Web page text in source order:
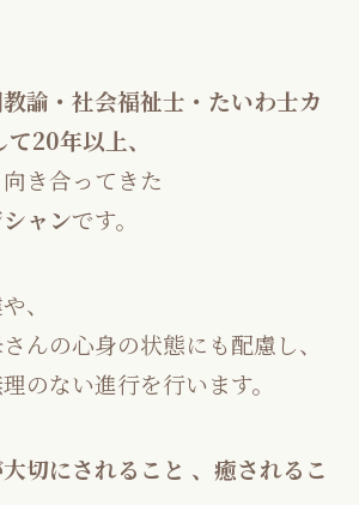
諭・社会福祉士・たいわ士カ
20年以上、
き合ってきた
ャンです。
、
んの心身の状態にも配慮し、
のない進行を行います。
切にされること 、癒されるこ